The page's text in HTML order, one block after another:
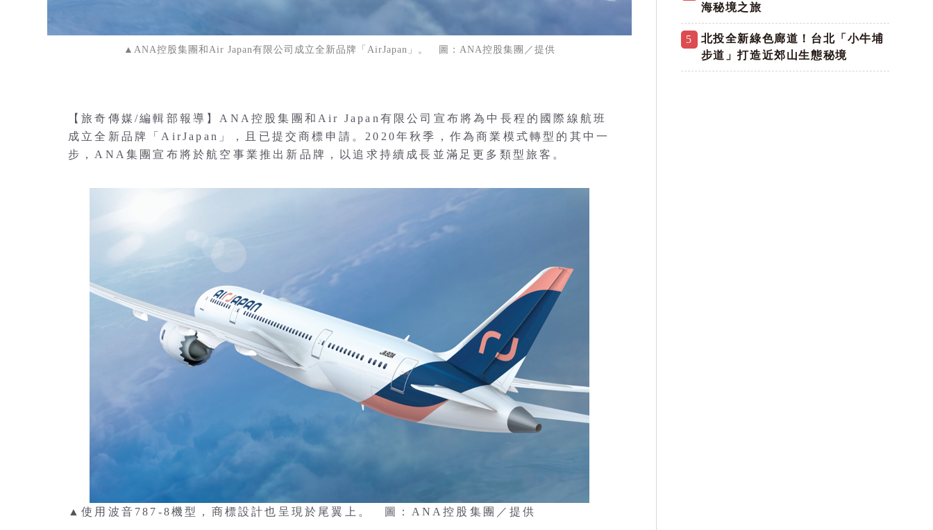
▲ANA控股集團和Air Japan有限公司成立全新品牌「AirJapan」。 圖：ANA控股集團／提供
【旅奇傳媒/編輯部報導】ANA控股集團和Air Japan有限公司宣布將為中長程的國際線航班
成立全新品牌「AirJapan」，且已提交商標申請。2020年秋季，作為商業模式轉型的其中一
步，ANA集團宣布將於航空事業推出新品牌，以追求持續成長並滿足更多類型旅客。
▲使用波音787-8機型，商標設計也呈現於尾翼上。 圖：ANA控股集團／提供
海秘境之旅
5
北投全新綠色廊道！台北「小牛埔
步道」打造近郊山生態秘境